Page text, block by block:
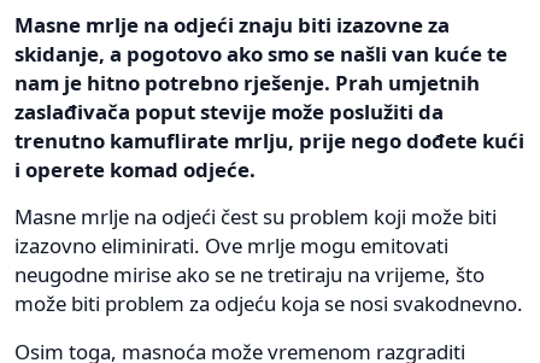
Masne mrlje na odjeći znaju biti izazovne za
skidanje, a pogotovo ako smo se našli van kuće te
nam je hitno potrebno rješenje. Prah umjetnih
zaslađivača poput stevije može poslužiti da
trenutno kamuflirate mrlju, prije nego dođete kući
i operete komad odjeće.
Masne mrlje na odjeći čest su problem koji može biti
izazovno eliminirati. Ove mrlje mogu emitovati
neugodne mirise ako se ne tretiraju na vrijeme, što
može biti problem za odjeću koja se nosi svakodnevno.
Osim toga, masnoća može vremenom razgraditi